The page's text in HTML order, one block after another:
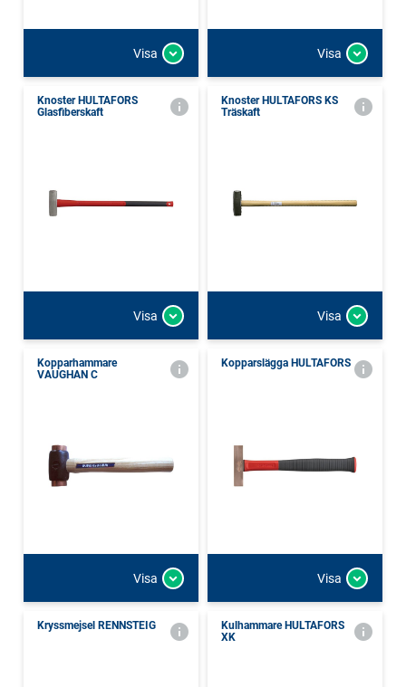
Visa Visa
Knoster HULTAFORS
Glasfiberskaft
Visa
Knoster HULTAFORS KS
Träskaft
Visa
Kopparhammare
VAUGHAN C
Visa
Kopparslägga HULTAFORS
Visa
Kryssmejsel RENNSTEIG
Kulhammare HULTAFORS
XK